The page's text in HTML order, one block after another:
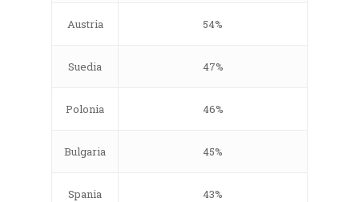
Austria 54%
Suedia 47%
Polonia 46%
Bulgaria 45%
Spania 43%